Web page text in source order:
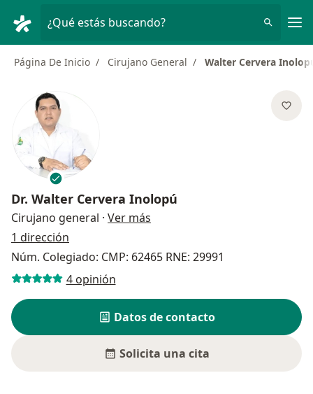
¿Qué estás buscando?
Página De Inicio Cirujano General Walter Cervera
Dr. Walter Cervera Inolopú
Cirujano general · Ver más
1 dirección
Núm. Colegiado: CMP: 62465 RNE: 29991
4 opinión
Datos de contacto
Solicita una cita